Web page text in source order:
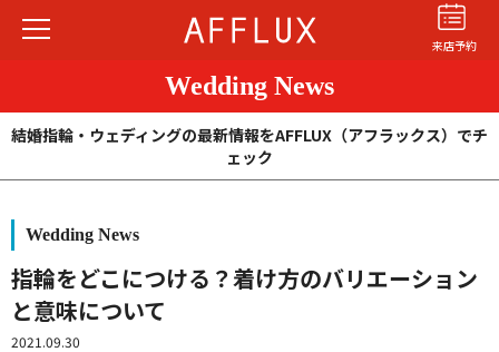
来店予約
セットリング
商品カテゴリ
Wedding News
結婚指輪・ウェディングの最新情報をAFFLUX（アフラックス）でチ
ェック
Wedding News
指輪をどこにつける？着け方のバリエーション
と意味について
2021.09.30